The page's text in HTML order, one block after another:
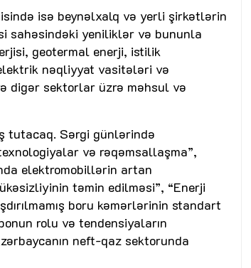
isə beynəlxalq və yerli şirkətlərin
sahəsindəki yeniliklər və bununla
geotermal enerji, istilik
elektrik nəqliyyat vasitələri və
digər sektorlar üzrə məhsul və
tutacaq. Sərgi günlərində
və rəqəmsallaşma”,
elektromobillərin artan
təmin edilməsi”, “Enerji
boru kəmərlərinin standart
rolu və tendensiyaların
neft-qaz sektorunda